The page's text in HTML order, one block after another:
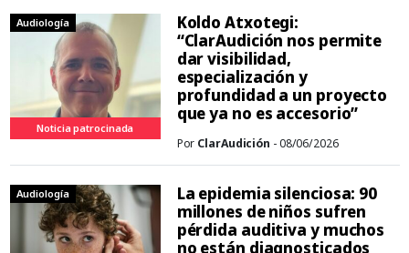
Audiología
Noticia patrocinada
Koldo Atxotegi:
“ClarAudición nos permite
dar visibilidad,
especialización y
profundidad a un proyecto
que ya no es accesorio”
Por ClarAudición - 08/06/2026
Audiología
La epidemia silenciosa: 90
millones de niños sufren
pérdida auditiva y muchos
no están diagnosticados